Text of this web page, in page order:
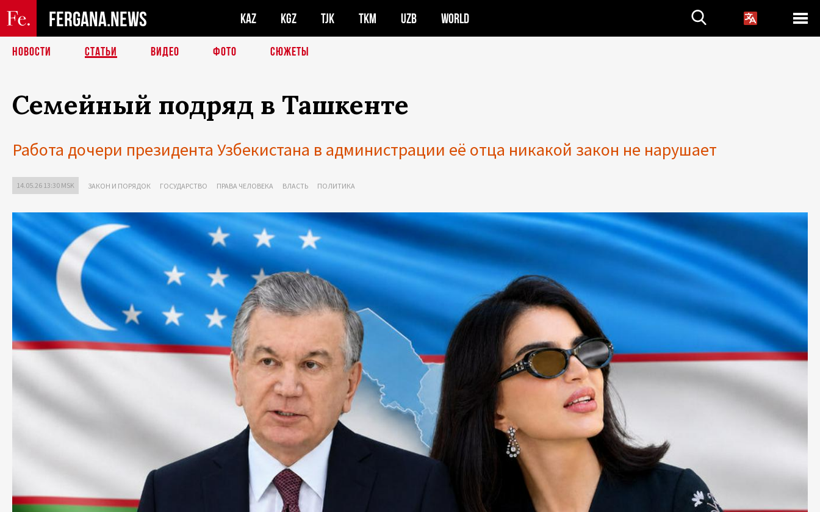
FERGANA.NEWS KAZ KGZ TJK TKM UZB WORLD
НОВОСТИ СТАТЬИ ВИДЕО ФОТО СЮЖЕТЫ
Семейный подряд в Ташкенте
Работа дочери президента Узбекистана в администрации её отца никакой закон не нарушает
14.05.26 13:30 MSK ЗАКОН И ПОРЯДОК ГОСУДАРСТВО ПРАВА ЧЕЛОВЕКА ВЛАСТЬ ПОЛИТИКА